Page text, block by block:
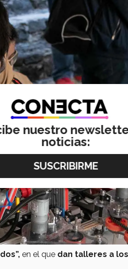
en el que dan talleres a
nuestro
noticias: